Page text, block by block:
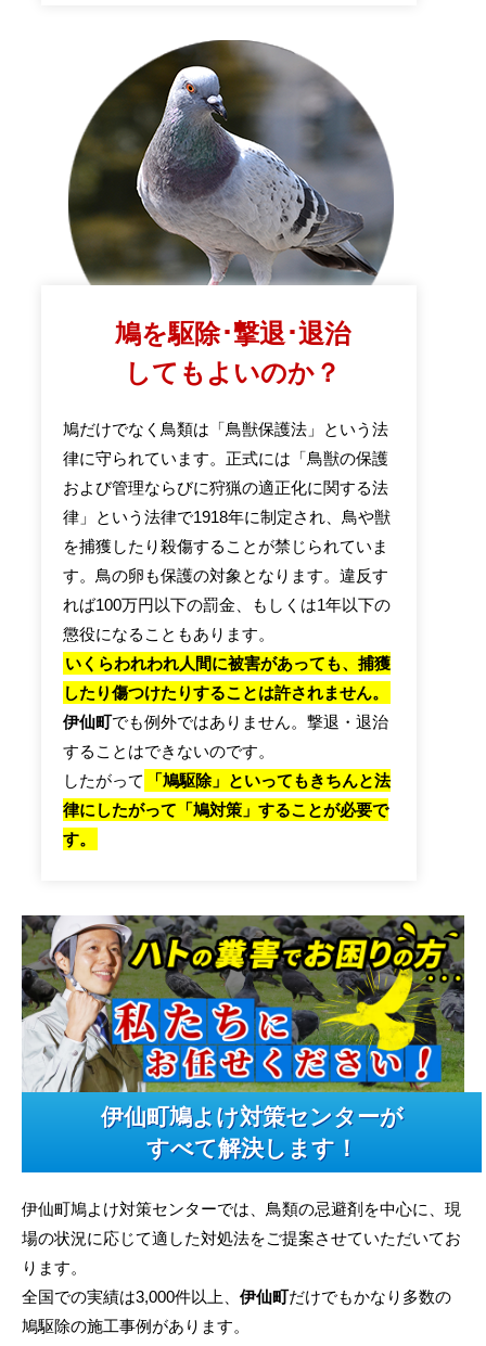
鳩を駆除･撃退･退治
してもよいのか？
鳩だけでなく鳥類は「鳥獣保護法」という法
律に守られています。正式には「鳥獣の保護
および管理ならびに狩猟の適正化に関する法
律」という法律で1918年に制定され、鳥や獣
を捕獲したり殺傷することが禁じられていま
す。鳥の卵も保護の対象となります。違反す
れば100万円以下の罰金、もしくは1年以下の
懲役になることもあります。
いくらわれわれ人間に被害があっても、捕獲
したり傷つけたりすることは許されません。
伊仙町でも例外ではありません。撃退・退治
することはできないのです。
したがって
「鳩駆除」といってもきちんと法
律にしたがって「鳩対策」することが必要で
す。
伊仙町鳩よけ対策センターが
すべて解決します！
伊仙町鳩よけ対策センターでは、鳥類の忌避剤を中心に、現
場の状況に応じて適した対処法をご提案させていただいてお
ります。
全国での実績は3,000件以上、 伊仙町だけでもかなり多数の
鳩駆除の施工事例があります。